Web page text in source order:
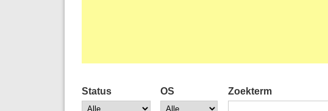
Status OS Zoekterm